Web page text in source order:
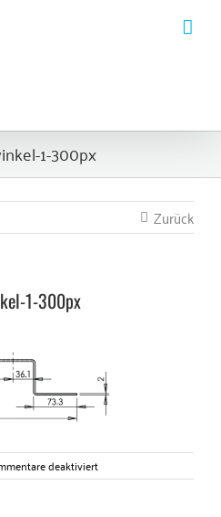
1-300px
Zurück
1-300px
deaktiviertfür
montageplatte-